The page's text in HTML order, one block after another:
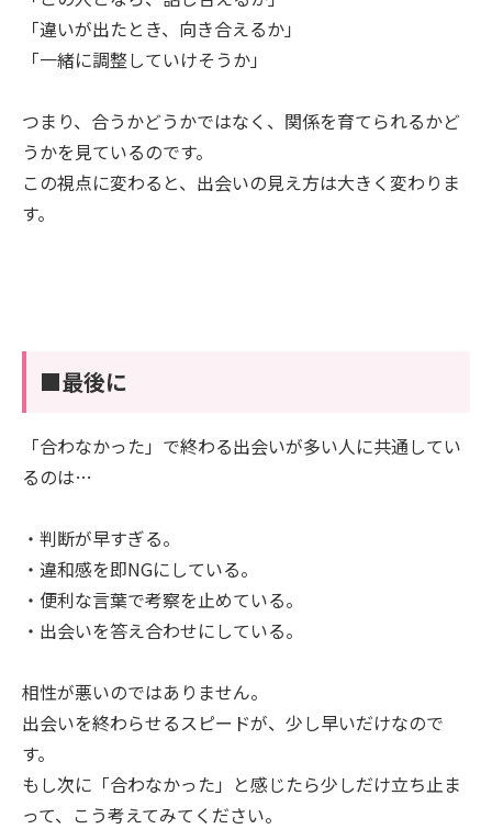
「違いが出たとき、向き合えるか」
「一緒に調整していけそうか」
つまり、合うかどうかではなく、関係を育てられるかど
うかを見ているのです。
この視点に変わると、出会いの見え方は大きく変わりま
す。
■最後に
「合わなかった」で終わる出会いが多い人に共通してい
るのは…
・判断が早すぎる。
・違和感を即NGにしている。
・便利な言葉で考察を止めている。
・出会いを答え合わせにしている。
相性が悪いのではありません。
出会いを終わらせるスピードが、少し早いだけなので
す。
もし次に「合わなかった」と感じたら少しだけ立ち止ま
って、こう考えてみてください。